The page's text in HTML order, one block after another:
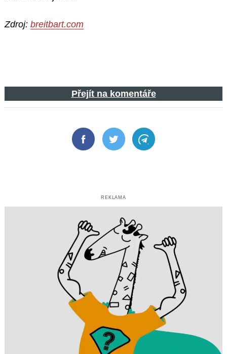
Zdroj: breitbart.com
Přejít na komentáře
FacebookTwitter Telegram
REKLAMA